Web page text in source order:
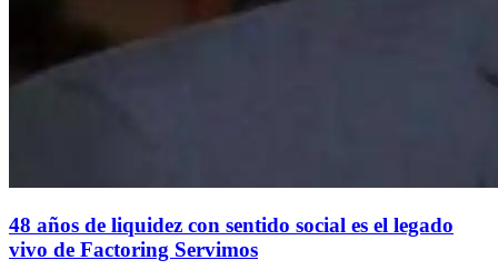
48 años de liquidez con sentido social es el legado
vivo de Factoring Servimos